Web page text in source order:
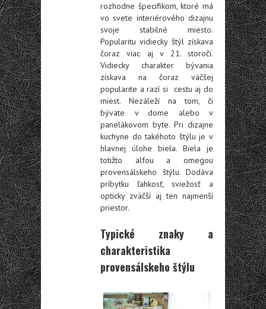
rozhodne špecifikom, ktoré má
vo svete interiérového dizajnu
svoje stabilné miesto.
Popularitu vidiecky štýl získava
čoraz viac aj v 21. storočí.
Vidiecky charakter bývania
získava na čoraz väčšej
popularite a razí si cestu aj do
miest. Nezáleží na tom, či
bývate v dome alebo v
panelákovom byte. Pri dizajne
kuchyne do takéhoto štýlu je v
hlavnej úlohe biela. Biela je
totižto alfou a omegou
provensálskeho štýlu. Dodáva
príbytku ľahkosť, sviežosť a
opticky zväčší aj ten najmenší
priestor.
Typické znaky a
charakteristika
provensálskeho štýlu